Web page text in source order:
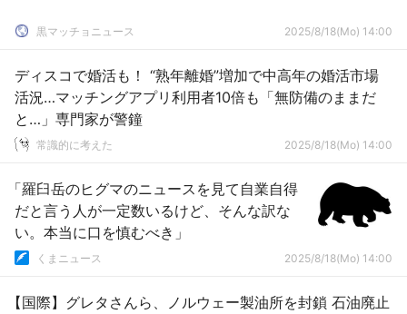
黒マッチョニュース 2025/8/18(Mo) 14:00
ディスコで婚活も！ “熟年離婚”増加で中高年の婚活市場
活況…マッチングアプリ利用者10倍も「無防備のままだ
と…」専門家が警鐘
常識的に考えた 2025/8/18(Mo) 14:00
「羅臼岳のヒグマのニュースを見て自業自得
だと言う人が一定数いるけど、そんな訳な
い。本当に口を慎むべき」
くまニュース 2025/8/18(Mo) 14:00
【国際】グレタさんら、ノルウェー製油所を封鎖 石油廃止